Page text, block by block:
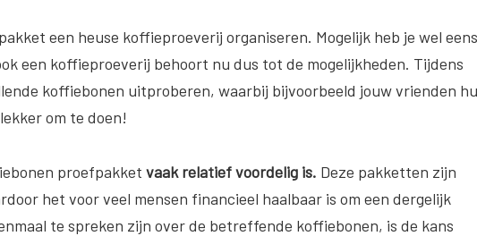
een heuse koffieproeverij organiseren. Mogelijk heb je wel eens
een koffieproeverij behoort nu dus tot de mogelijkheden. Tijdens
koffiebonen uitproberen, waarbij bijvoorbeeld jouw vrienden
om te doen!
proefpakket vaak relatief voordelig is. Deze pakketten zijn
het voor veel mensen financieel haalbaar is om een dergelijk
te spreken zijn over de betreffende koffiebonen, is de kans